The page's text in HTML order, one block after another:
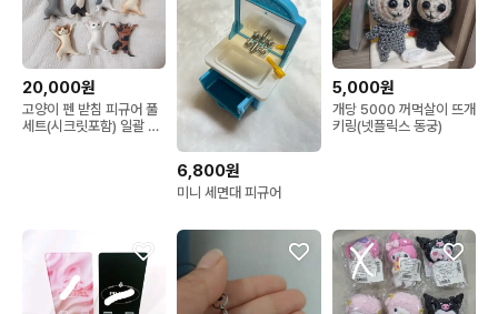
20,000원
고양이 펜 받침 피규어 풀
세트(시크릿포함) 일괄 판
6,800원
미니 세면대 피규어
5,000원
개당 5000 꺼먹살이 뜨개
키링(넷플릭스 동궁)